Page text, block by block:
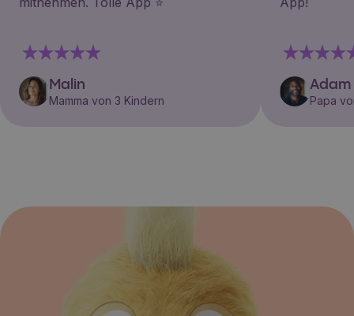
Malin
Mamma von 3 Kindern
Adam
Papa